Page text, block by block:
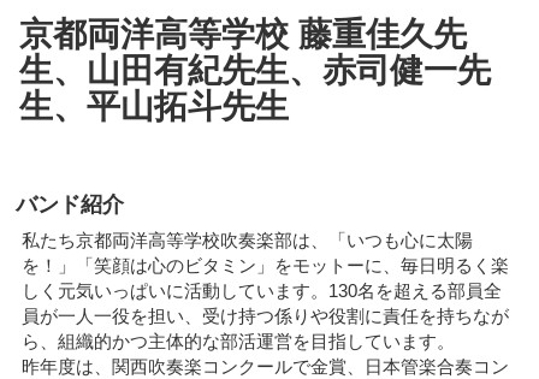
洋
高
等
学
先
生、
山
田
有
紀
京都両洋高等学校 藤重佳久先
生、山田有紀先生、赤司健一先
生、平山拓斗先生
バンド紹介
私たち京都両洋高等学校吹奏楽部は、「いつも心に太陽
を！」「笑顔は心のビタミン」をモットーに、毎日明るく楽
しく元気いっぱいに活動しています。130名を超える部員全
員が一人一役を担い、受け持つ係りや役割に責任を持ちなが
ら、組織的かつ主体的な部活運営を目指しています。
昨年度は、関西吹奏楽コンクールで金賞、日本管楽合奏コン